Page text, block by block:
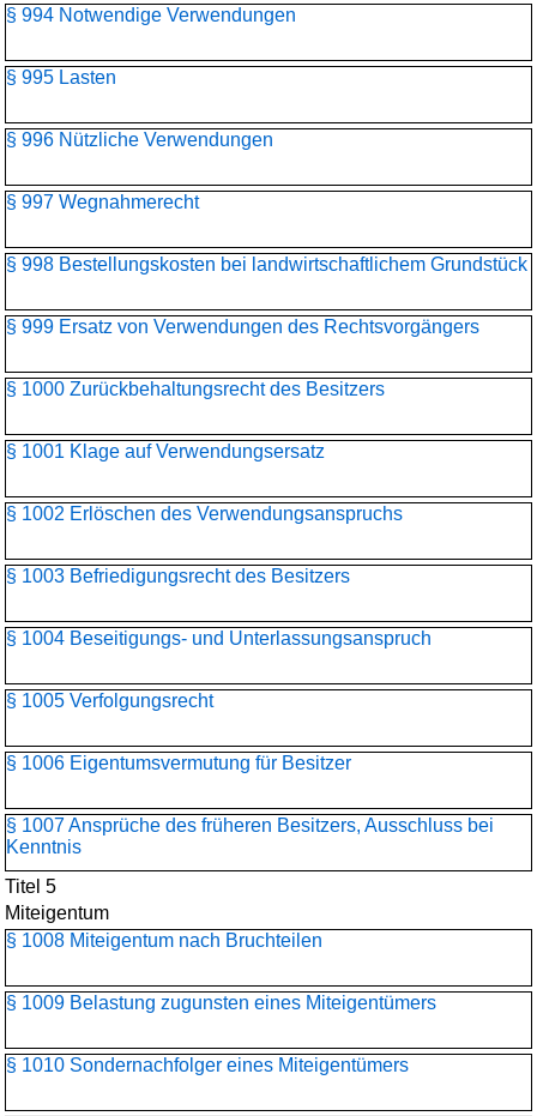
§ 994 Notwendige Verwendungen
§ 995 Lasten
§ 996 Nützliche Verwendungen
§ 997 Wegnahmerecht
§ 998 Bestellungskosten bei landwirtschaftlichem Grundstück
§ 999 Ersatz von Verwendungen des Rechtsvorgängers
§ 1000 Zurückbehaltungsrecht des Besitzers
§ 1001 Klage auf Verwendungsersatz
§ 1002 Erlöschen des Verwendungsanspruchs
§ 1003 Befriedigungsrecht des Besitzers
§ 1004 Beseitigungs- und Unterlassungsanspruch
§ 1005 Verfolgungsrecht
§ 1006 Eigentumsvermutung für Besitzer
§ 1007 Ansprüche des früheren Besitzers, Ausschluss bei
Kenntnis
Titel 5
Miteigentum
§ 1008 Miteigentum nach Bruchteilen
§ 1009 Belastung zugunsten eines Miteigentümers
§ 1010 Sondernachfolger eines Miteigentümers